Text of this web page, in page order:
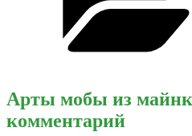
Арты мобы из
комментарий